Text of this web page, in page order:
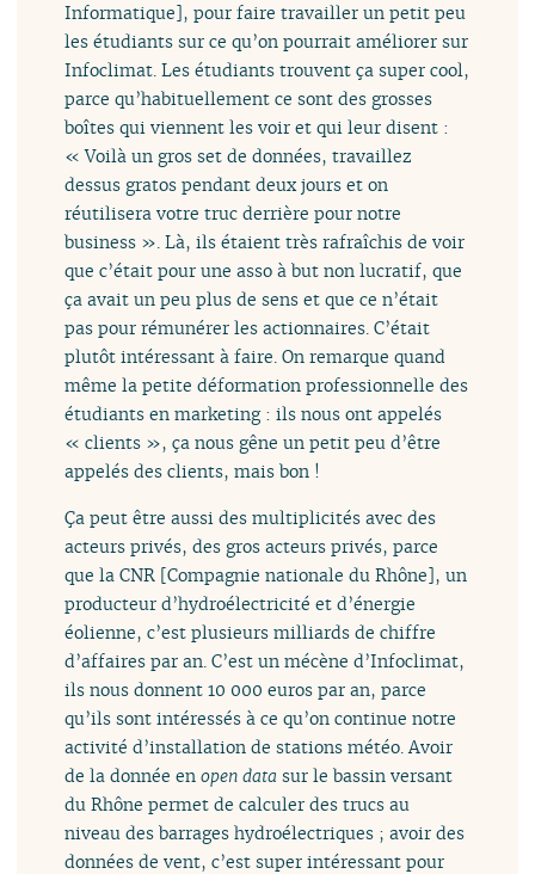
Informatique], pour faire travailler un petit peu
les étudiants sur ce qu’on pourrait améliorer sur
Infoclimat. Les étudiants trouvent ça super cool,
parce qu’habituellement ce sont des grosses
boîtes qui viennent les voir et qui leur disent :
« Voilà un gros set de données, travaillez
dessus gratos pendant deux jours et on
réutilisera votre truc derrière pour notre
business ». Là, ils étaient très rafraîchis de voir
que c’était pour une asso à but non lucratif, que
ça avait un peu plus de sens et que ce n’était
pas pour rémunérer les actionnaires. C’était
plutôt intéressant à faire. On remarque quand
même la petite déformation professionnelle des
étudiants en marketing : ils nous ont appelés
« clients », ça nous gêne un petit peu d’être
appelés des clients, mais bon !
Ça peut être aussi des multiplicités avec des
acteurs privés, des gros acteurs privés, parce
que la CNR [Compagnie nationale du Rhône], un
producteur d’hydroélectricité et d’énergie
éolienne, c’est plusieurs milliards de chiffre
d’affaires par an. C’est un mécène d’Infoclimat,
ils nous donnent 10 000 euros par an, parce
qu’ils sont intéressés à ce qu’on continue notre
activité d’installation de stations météo. Avoir
de la donnée enopen data sur le bassin versant
du Rhône permet de calculer des trucs au
niveau des barrages hydroélectriques ; avoir des
données de vent, c’est super intéressant pour